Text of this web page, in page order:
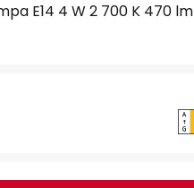
E14 4 W 2 700 K 470 lm